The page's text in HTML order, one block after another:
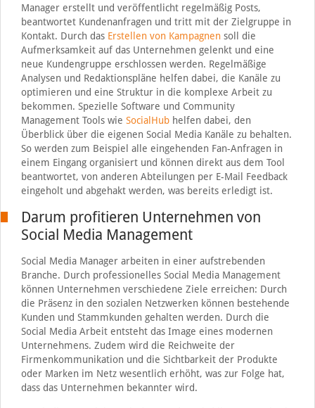
Manager erstellt und veröffentlicht regelmäßig Posts,
beantwortet Kundenanfragen und tritt mit der Zielgruppe in
Kontakt. Durch das Erstellen von Kampagnensoll die
Aufmerksamkeit auf das Unternehmen gelenkt und eine
neue Kundengruppe erschlossen werden. Regelmäßige
Analysen und Redaktionspläne helfen dabei, die Kanäle zu
optimieren und eine Struktur in die komplexe Arbeit zu
bekommen. Spezielle Software und Community
Management Tools wie SocialHubhelfen dabei, den
Überblick über die eigenen Social Media Kanäle zu behalten.
So werden zum Beispiel alle eingehenden Fan-Anfragen in
einem Eingang organisiert und können direkt aus dem Tool
beantwortet, von anderen Abteilungen per E-Mail Feedback
eingeholt und abgehakt werden, was bereits erledigt ist.
Darum profitieren Unternehmen von
Social Media Management
Social Media Manager arbeiten in einer aufstrebenden
Branche. Durch professionelles Social Media Management
können Unternehmen verschiedene Ziele erreichen: Durch
die Präsenz in den sozialen Netzwerken können bestehende
Kunden und Stammkunden gehalten werden. Durch die
Social Media Arbeit entsteht das Image eines modernen
Unternehmens. Zudem wird die Reichweite der
Firmenkommunikation und die Sichtbarkeit der Produkte
oder Marken im Netz wesentlich erhöht, was zur Folge hat,
dass das Unternehmen bekannter wird.